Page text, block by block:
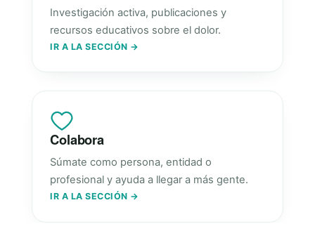
Investigación activa, publicaciones y
recursos educativos sobre el dolor.
IR A LA SECCIÓN →
Colabora
Súmate como persona, entidad o
profesional y ayuda a llegar a más gente.
IR A LA SECCIÓN →